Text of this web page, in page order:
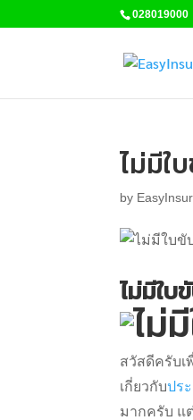
028019000
ไม่มีใ
by
ไม่มีใบ
สวัสดีครับเ
เกี่ยวกับปร
มากครับ แ